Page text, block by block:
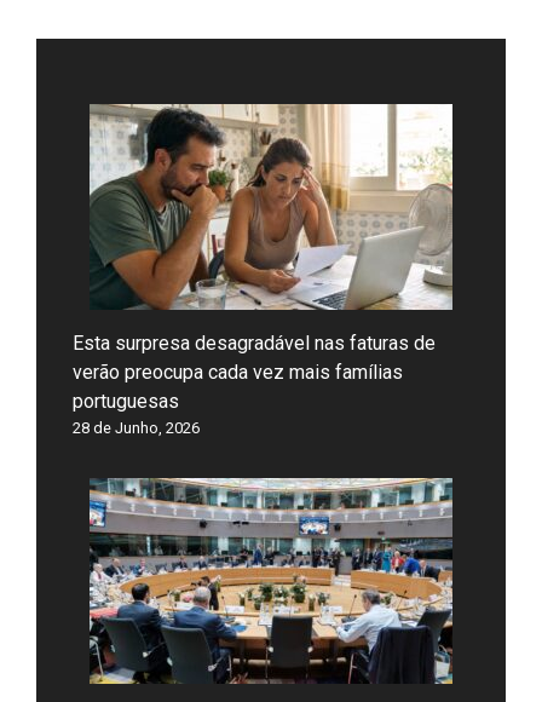
Esta surpresa desagradável nas faturas de
verão preocupa cada vez mais famílias
portuguesas
28 de Junho, 2026